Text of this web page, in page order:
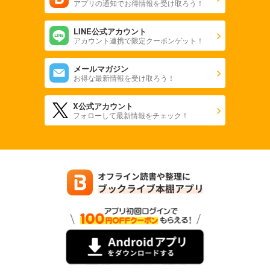
アプリの通知でお得情報を受け取ろう！
LINE公式アカウント
アカウント連携で限定クーポンゲット！
メールマガジン
お得な最新情報を受け取ろう！
X公式アカウント
フォローして最新情報をチェック！